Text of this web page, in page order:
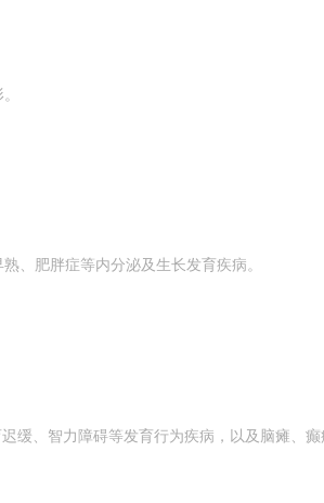
、肥胖症等内分泌及生长发育疾病。
、智力障碍等发育行为疾病，以及脑瘫、